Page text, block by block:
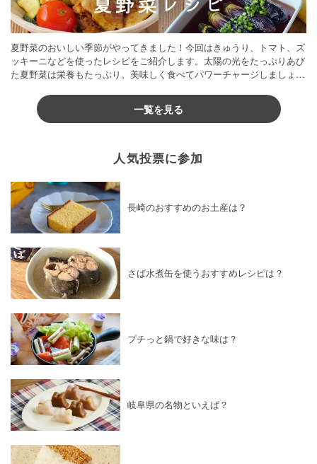
夏野菜のおいしい季節がやってきました！今回はきゅうり、トマト、ズ
ッキーニなどを使ったレシピをご紹介します。太陽の光をたっぷりあび
た夏野菜は栄養もたっぷり。美味しく食べてパワーチャージしましょう
一覧を見る
人気投票に参加
長崎のおすすめのお土産は？
さば水煮缶を使うおすすめレシピは？
プチっと鍋で好きな味は？
岐阜県の名物といえば？